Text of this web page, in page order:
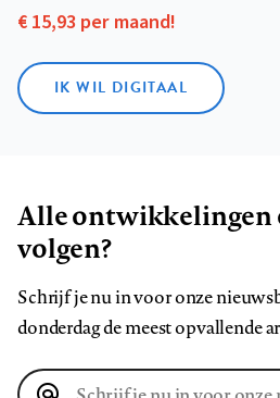
€ 15,93 per maand!
IK WIL DIGITAAL
Alle ontwikkelingen
volgen?
Schrijf je nu in voor onze
donderdag de meest opvallende